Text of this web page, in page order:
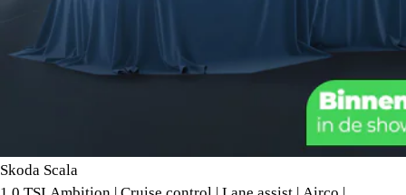
Skoda Scala